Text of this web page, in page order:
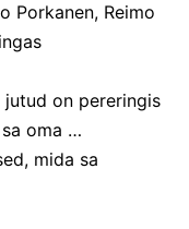
Porkanen, Reimo
jutud on pereringis
oma
mida sa